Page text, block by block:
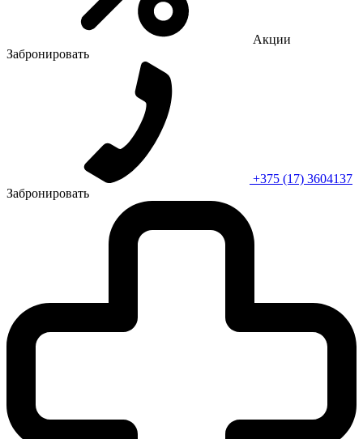
Акции
Забронировать
+375 (17) 3604137
Забронировать